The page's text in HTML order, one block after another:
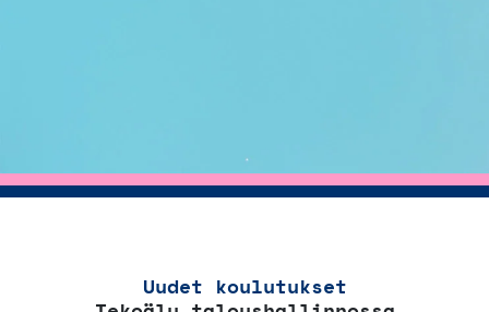
Uudet koulutukset